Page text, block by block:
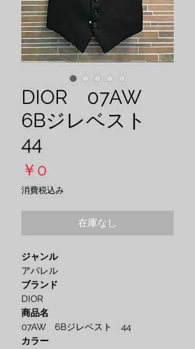
DIOR 07AW
6Bジレベスト
44
￥0
格
消費税込み
在庫なし
ジャンル
アパレル
ブランド
DIOR
商品名
07AW 6Bジレベスト 44
カラー